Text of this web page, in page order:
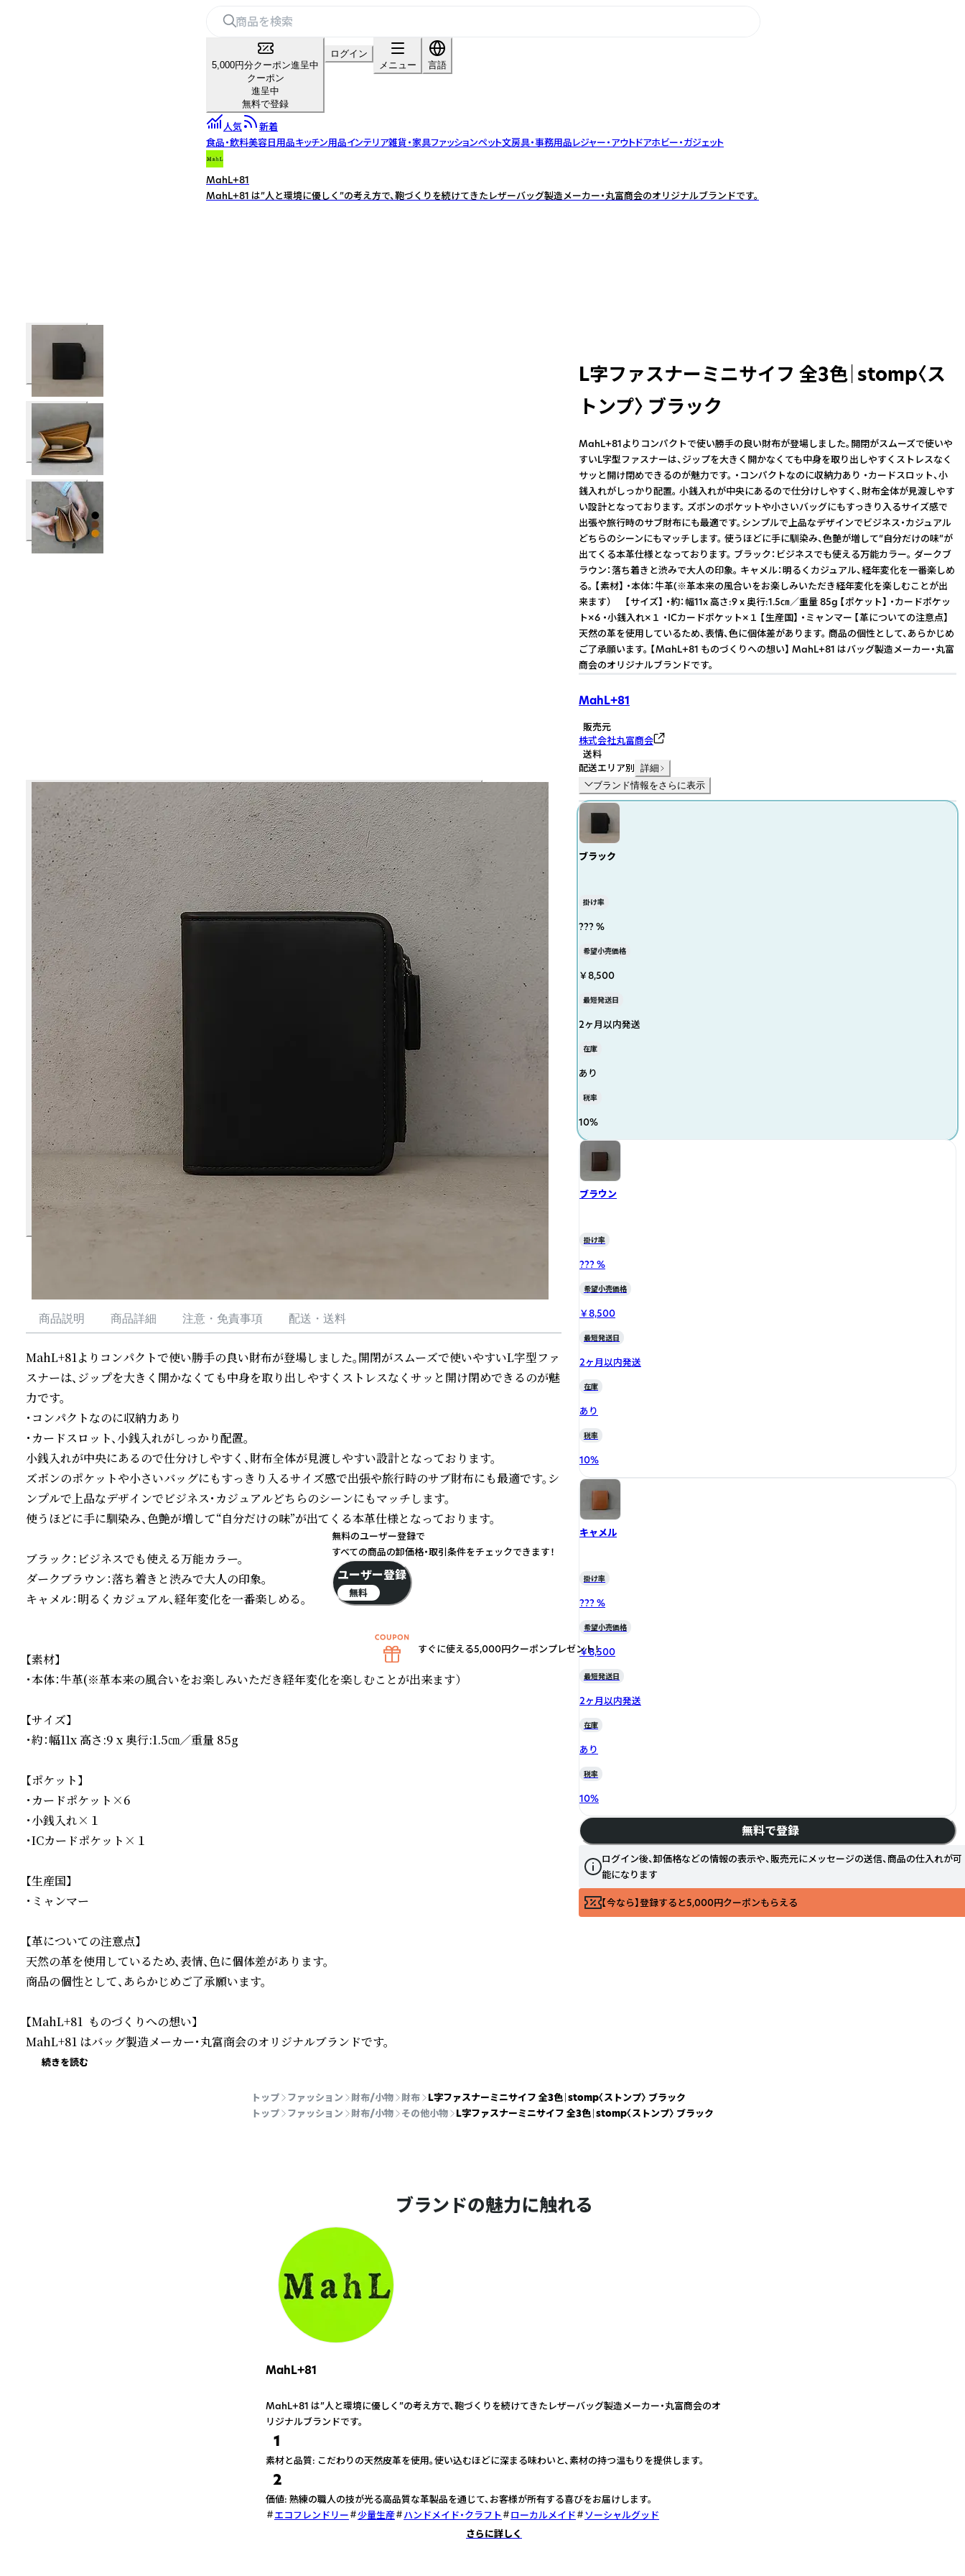
5,000円分クーポン進呈中
クーポン
進呈中
無料で登録
ログイン
メニュー
言語
人気
新着
食品・飲料美容日用品キッチン用品インテリア雑貨・家具ファッションペット文房具・事務用品レジャー・アウトドアホビー・ガジェット
MahL+81
MahL+81 は”人と環境に優しく”の考え方で、鞄づくりを続けてきたレザーバッグ製造メーカー・丸富商会のオリジナルブランドです。
商品説明 商品詳細 注意・免責事項 配送・送料
MahL+81よりコンパクトで使い勝手の良い財布が登場しました。開閉がスムーズで使いやすいL字型ファ
スナーは、ジップを大きく開かなくても中身を取り出しやすくストレスなくサッと開け閉めできるのが魅
力です。
・コンパクトなのに収納力あり
・カードスロット、小銭入れがしっかり配置。
小銭入れが中央にあるので仕分けしやすく、財布全体が見渡しやすい設計となっております。
ズボンのポケットや小さいバッグにもすっきり入るサイズ感で出張や旅行時のサブ財布にも最適です。シ
ンプルで上品なデザインでビジネス・カジュアルどちらのシーンにもマッチします。
使うほどに手に馴染み、色艶が増して“自分だけの味”が出てくる本革仕様となっております。
ブラック：ビジネスでも使える万能カラー。
ダークブラウン：落ち着きと渋みで大人の印象。
キャメル：明るくカジュアル、経年変化を一番楽しめる。
【素材】
・本体：牛革(※革本来の風合いをお楽しみいただき経年変化を楽しむことが出来ます）
【サイズ】
・約：幅11x 高さ:9 x 奥行:1.5㎝／重量 85g
【ポケット】
・カードポケット×6
・小銭入れ×１
・ICカードポケット×１
【生産国】
・ミャンマー
【革についての注意点】
天然の革を使用しているため、表情、色に個体差があります。
商品の個性として、あらかじめご了承願います。
【MahL+81  ものづくりへの想い】
MahL+81 はバッグ製造メーカー・丸富商会のオリジナルブランドです。
続きを読む
L字ファスナーミニサイフ 全3色｜stomp〈ス
トンプ〉 ブラック
MahL+81よりコンパクトで使い勝手の良い財布が登場しました。開閉がスムーズで使いや
すいL字型ファスナーは、ジップを大きく開かなくても中身を取り出しやすくストレスなく
サッと開け閉めできるのが魅力です。 ・コンパクトなのに収納力あり ・カードスロット、小
銭入れがしっかり配置。 小銭入れが中央にあるので仕分けしやすく、財布全体が見渡しやす
い設計となっております。 ズボンのポケットや小さいバッグにもすっきり入るサイズ感で
出張や旅行時のサブ財布にも最適です。シンプルで上品なデザインでビジネス・カジュアル
どちらのシーンにもマッチします。 使うほどに手に馴染み、色艶が増して“自分だけの味”が
出てくる本革仕様となっております。 ブラック：ビジネスでも使える万能カラー。 ダークブ
ラウン：落ち着きと渋みで大人の印象。 キャメル：明るくカジュアル、経年変化を一番楽しめ
る。 【素材】 ・本体：牛革(※革本来の風合いをお楽しみいただき経年変化を楽しむことが出
来ます） 【サイズ】 ・約：幅11x 高さ:9 x 奥行:1.5㎝／重量 85g 【ポケット】 ・カードポケッ
ト×6 ・小銭入れ×１ ・ICカードポケット×１ 【生産国】 ・ミャンマー 【革についての注意点】
天然の革を使用しているため、表情、色に個体差があります。 商品の個性として、あらかじめ
ご了承願います。 【MahL+81 ものづくりへの想い】 MahL+81 はバッグ製造メーカー・丸富
商会のオリジナルブランドです。
MahL+81
販売元
株式会社丸富商会
送料
配送エリア別 詳細
ブランド情報をさらに表示
ブラック
掛け率
??? %
希望小売価格
￥8,500
最短発送日
2ヶ月以内発送
在庫
あり
税率
10%
ブラウン
掛け率
??? %
希望小売価格
￥8,500
最短発送日
2ヶ月以内発送
在庫
あり
税率
10%
キャメル
掛け率
??? %
希望小売価格
￥8,500
最短発送日
2ヶ月以内発送
在庫
あり
税率
10%
無料で登録
ログイン後、卸価格などの情報の表示や、販売元にメッセージの送信、商品の仕入れが可
能になります
【今なら】登録すると5,000円クーポンもらえる
トップ ファッション 財布/小物 財布
L字ファスナーミニサイフ 全3色｜stomp〈ストンプ〉 ブラック
トップ
ファッション 財布/小物 その他小物 L字ファスナーミニサイフ 全3色｜stomp〈ストンプ〉 ブラック
ブランドの魅力に触れる
MahL+81
MahL+81 は”人と環境に優しく”の考え方で、鞄づくりを続けてきたレザーバッグ製造メーカー・丸富商会のオ
リジナルブランドです。
1
素材と品質: こだわりの天然皮革を使用。使い込むほどに深まる味わいと、素材の持つ温もりを提供します。
2
価値: 熟練の職人の技が光る高品質な革製品を通じて、お客様が所有する喜びをお届けします。
エコフレンドリー
少量生産 ハンドメイド・クラフト ローカルメイド
ソーシャルグッド
さらに詳しく
無料のユーザー登録で
すべての商品の卸価格・取引条件をチェックできます！
ユーザー登録
無料
すぐに使える5,000円クーポンプレゼント！